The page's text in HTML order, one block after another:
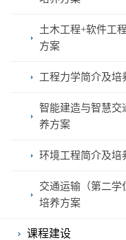
土木工程+软件工
方案
工程力学简介及培
智能建造与智慧交
养方案
环境工程简介及培
交通运输（第二学
培养方案
课程建设